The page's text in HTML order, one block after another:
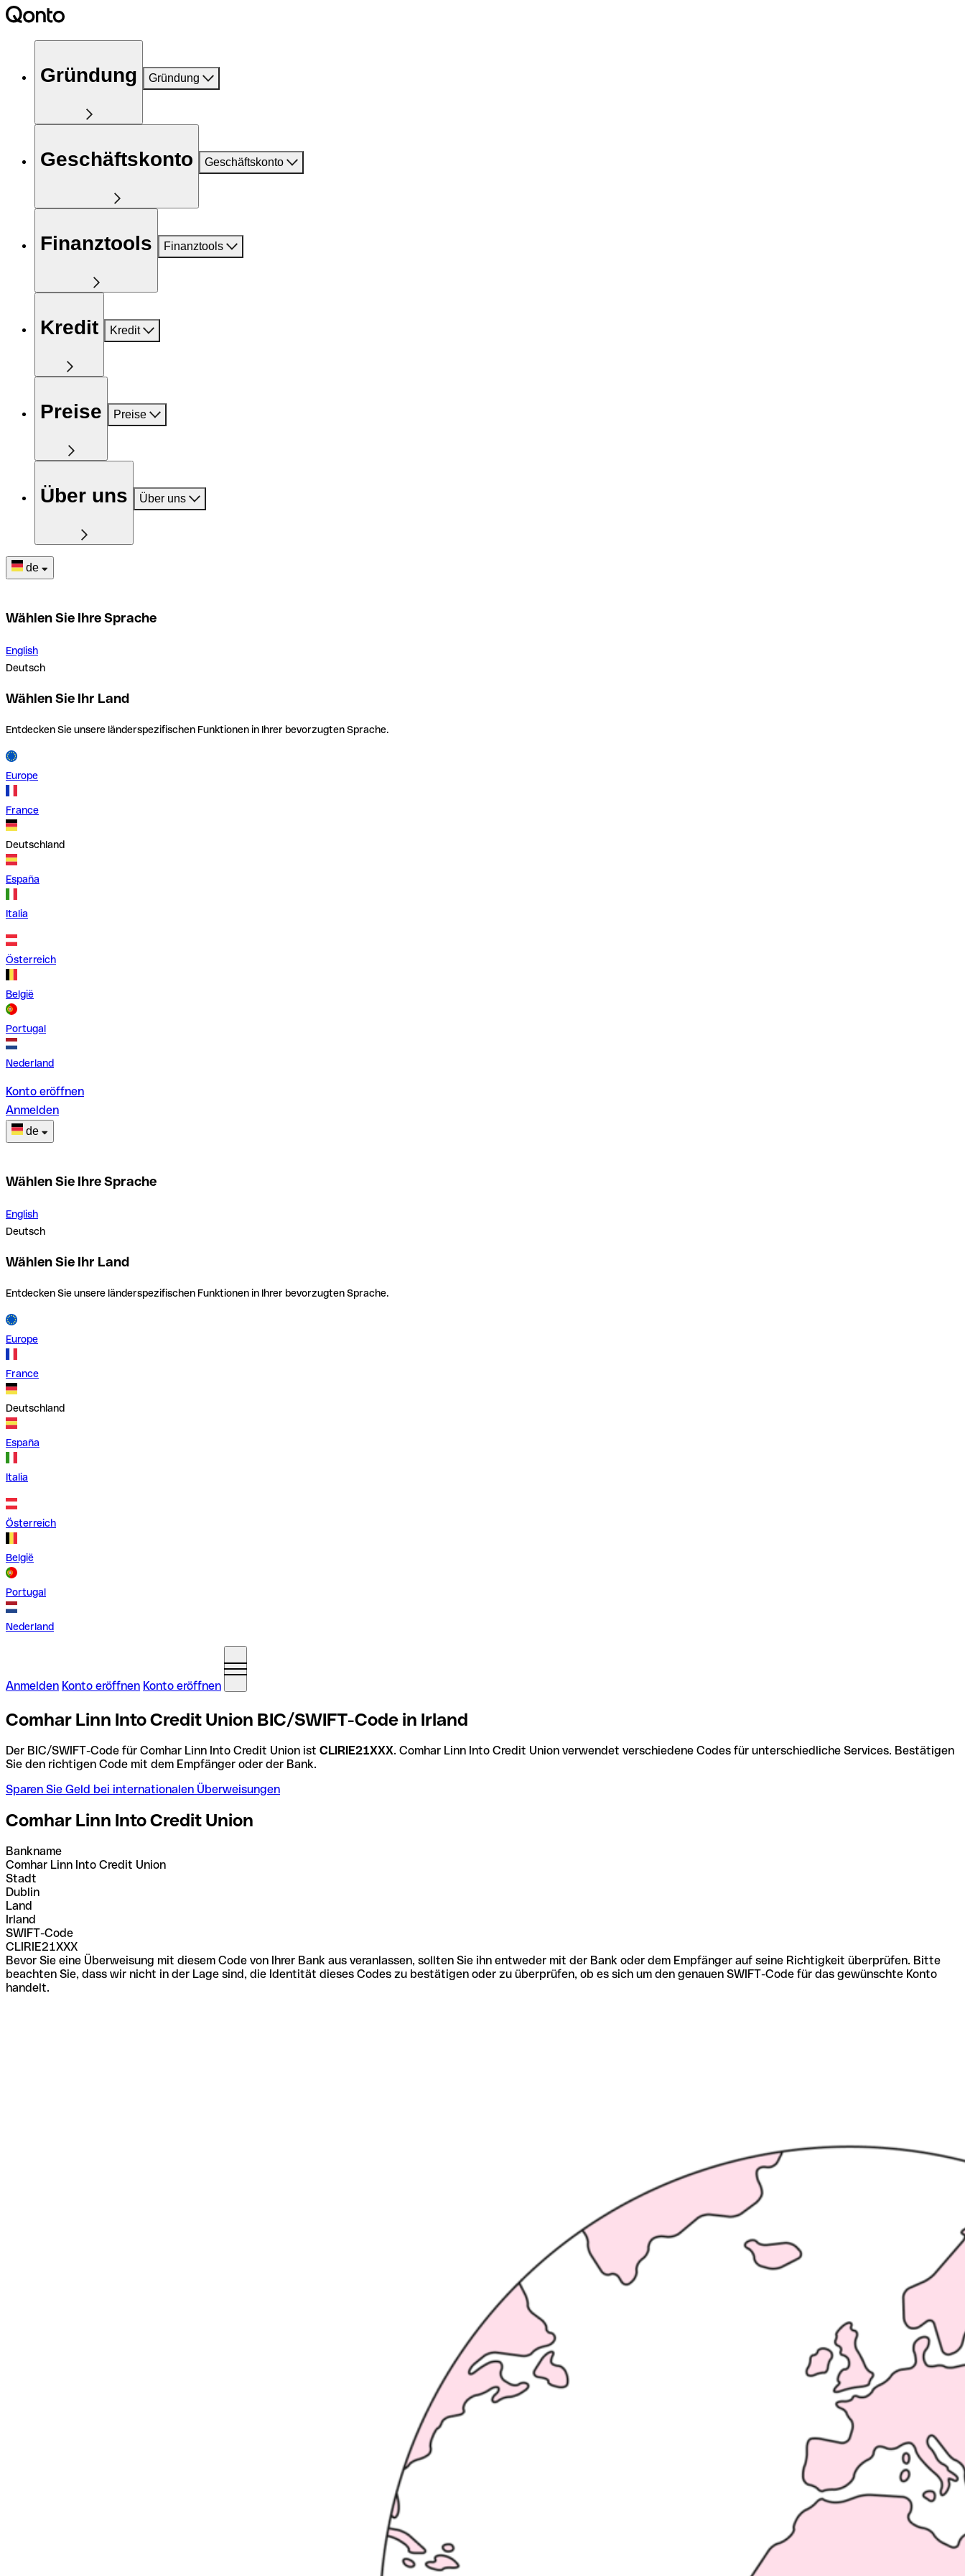
Gründung Gründung
Geschäftskonto Geschäftskonto
Finanztools Finanztools
Kredit Kredit
Preise Preise
Über uns Über uns
de
Wählen Sie Ihre Sprache
English
Deutsch
Wählen Sie Ihr Land
Entdecken Sie unsere länderspezifischen Funktionen in Ihrer bevorzugten Sprache.
Europe
France
Deutschland
España
Italia
Österreich
België
Portugal
Nederland
Konto eröffnen
Anmelden
de
Wählen Sie Ihre Sprache
English
Deutsch
Wählen Sie Ihr Land
Entdecken Sie unsere länderspezifischen Funktionen in Ihrer bevorzugten Sprache.
Europe
France
Deutschland
España
Italia
Österreich
België
Portugal
Nederland
Anmelden Konto eröffnen Konto eröffnen
Comhar Linn Into Credit Union BIC/SWIFT-Code in Irland
Der BIC/SWIFT-Code für Comhar Linn Into Credit Union ist CLIRIE21XXX. Comhar Linn Into Credit Union verwendet verschiedene Codes für unterschiedliche Services. Bestätigen
Sie den richtigen Code mit dem Empfänger oder der Bank.
Sparen Sie Geld bei internationalen Überweisungen
Comhar Linn Into Credit Union
Bankname
Comhar Linn Into Credit Union
Stadt
Dublin
Land
Irland
SWIFT-Code
CLIRIE21XXX
Bevor Sie eine Überweisung mit diesem Code von Ihrer Bank aus veranlassen, sollten Sie ihn entweder mit der Bank oder dem Empfänger auf seine Richtigkeit überprüfen. Bitte
beachten Sie, dass wir nicht in der Lage sind, die Identität dieses Codes zu bestätigen oder zu überprüfen, ob es sich um den genauen SWIFT-Code für das gewünschte Konto
handelt.